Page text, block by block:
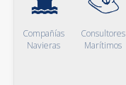
Compañías
Navieras
Consultores
Marítimos